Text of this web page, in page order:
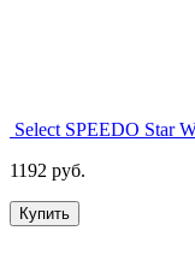
Select SPEEDO Star
1192 руб.
Купить